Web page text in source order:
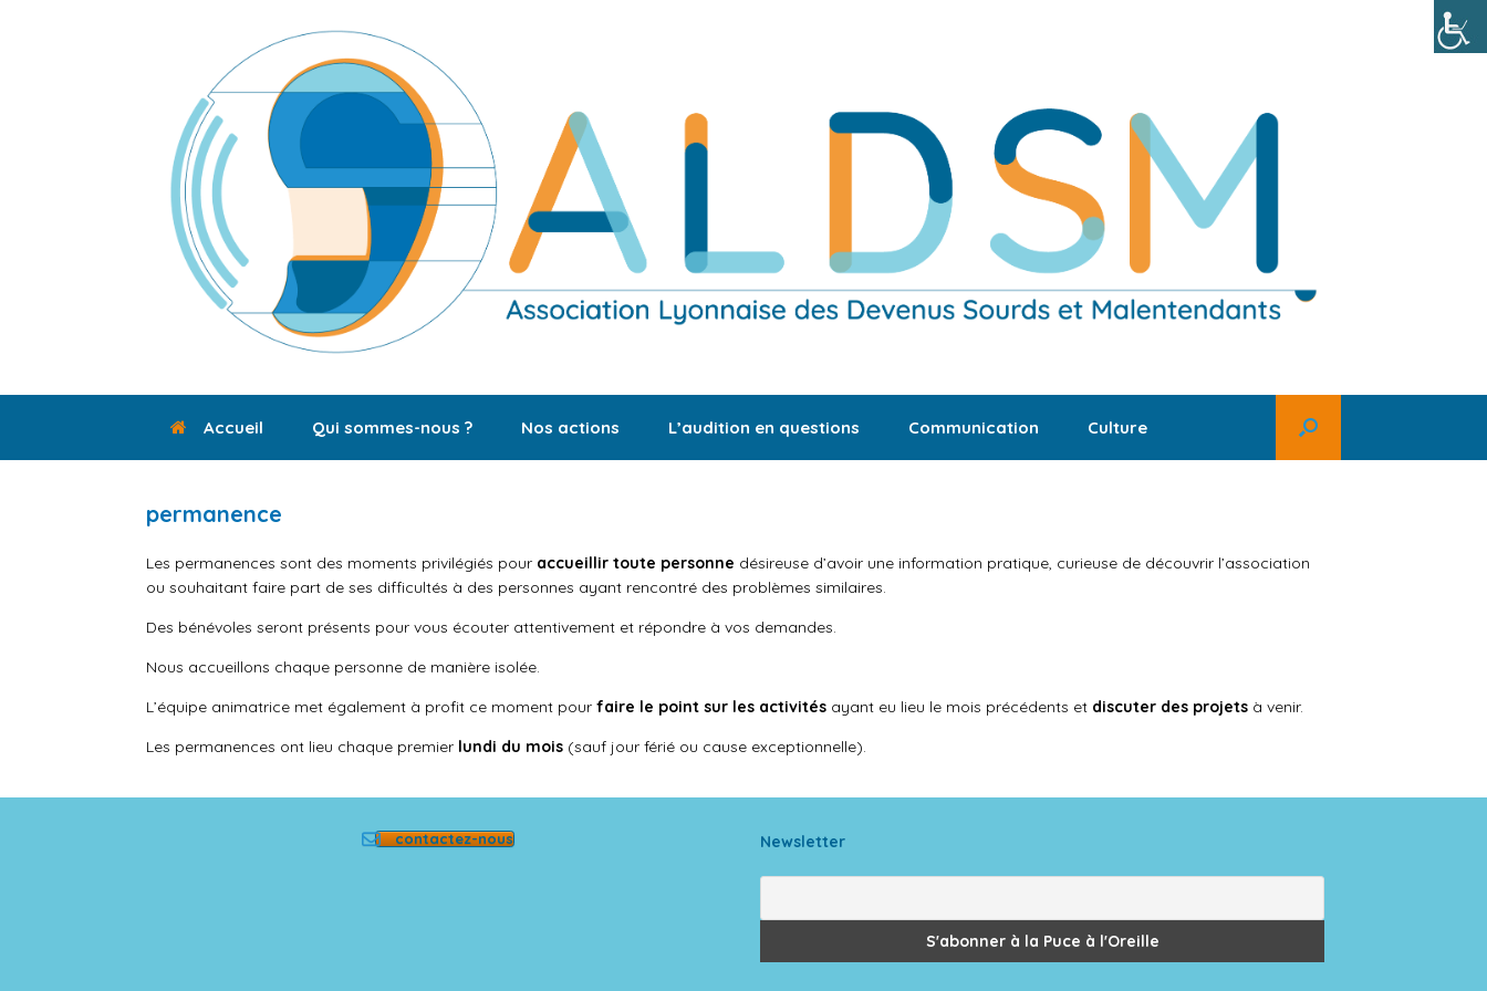
Accueil Qui sommes-nous ? Nos actions L’audition en questions Communication Culture
permanence
Les permanences sont des moments privilégiés pour accueillir toute personne désireuse d’avoir une information pratique, curieuse de découvrir l’association
ou souhaitant faire part de ses difficultés à des personnes ayant rencontré des problèmes similaires.
Des bénévoles seront présents pour vous écouter attentivement et répondre à vos demandes.
Nous accueillons chaque personne de manière isolée.
L’équipe animatrice met également à profit ce moment pour faire le point sur les activités ayant eu lieu le mois précédents et discuter des projets à venir.
Les permanences ont lieu chaque premier lundi du mois (sauf jour férié ou cause exceptionnelle).
contactez-nous Newsletter